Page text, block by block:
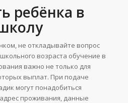
ребёнка в
не откладывайте вопрос
возраста обучение в
важно не только для
выплат. При подаче
могут понадобиться
адрес проживания, данные